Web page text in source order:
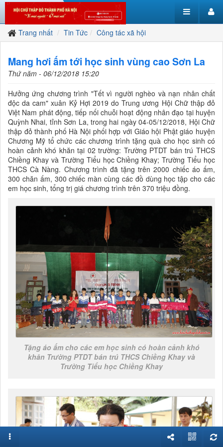
Trang nhất Tin Tức Công tác xã hội
Mang hơi ấm tới học sinh vùng cao Sơn La
Thứ năm - 06/12/2018 15:20
Hưởng ứng chương trình "Tết vì người nghèo và nạn nhân chất
độc da cam" xuân Kỷ Hợi 2019 do Trung ương Hội Chữ thập đỏ
Việt Nam phát động, tiếp nối chuỗi hoạt động nhân đạo tại huyện
Quỳnh Nhai, tỉnh Sơn La, trong hai ngày 04-05/12/2018, Hội Chữ
thập đỏ thành phố Hà Nội phối hợp với Giáo hội Phật giáo huyện
Chương Mỹ tổ chức các chương trình tặng quà cho học sinh có
hoàn cảnh khó khăn tại 02 trường: Trường PTDT bán trú THCS
Chiềng Khay và Trường Tiểu học Chiềng Khay; Trường Tiểu học
THCS Cà Nàng. Chương trình đã tặng trên 2000 chiếc áo ấm,
300 chăn ấm, 300 chiếc màn cùng các đồ dùng học tập cho các
em học sinh, tổng trị giá chương trình trên 370 triệu đồng.
Tặng áo ấm cho các em học sinh có hoàn cảnh khó
khăn Trường PTDT bán trú THCS Chiềng Khay và
Trường Tiểu học Chiềng Khay